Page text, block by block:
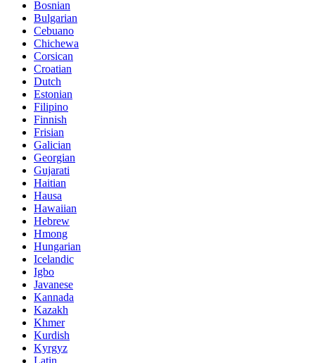
Bosnian
Bulgarian
Cebuano
Chichewa
Corsican
Croatian
Dutch
Estonian
Filipino
Finnish
Frisian
Galician
Georgian
Gujarati
Haitian
Hausa
Hawaiian
Hebrew
Hmong
Hungarian
Icelandic
Igbo
Javanese
Kannada
Kazakh
Khmer
Kurdish
Kyrgyz
Latin